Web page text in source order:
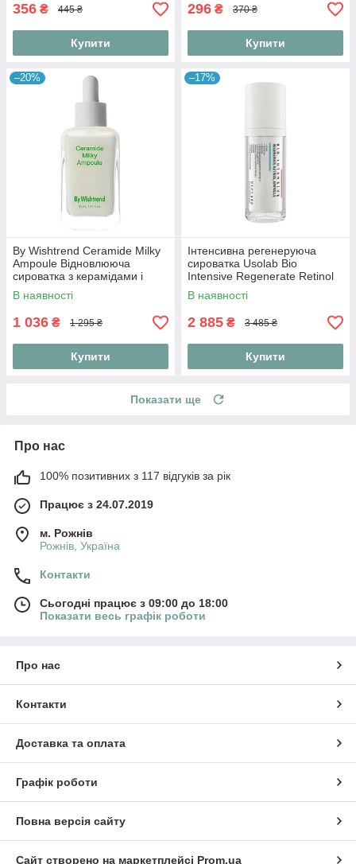
356 ₴ 445 ₴
Купити
296 ₴ 370 ₴
Купити
–20%
By Wishtrend Ceramide Milky
Ampoule Відновлююча
сироватка з керамідами і
центелою, 30 мл
В наявності
1 036 ₴ 1 295 ₴
Купити
–17%
Інтенсивна регенеруюча
сироватка Usolab Bio
Intensive Regenerate Retinol
Ampoule 30 мл
В наявності
2 885 ₴ 3 485 ₴
Купити
Показати ще
Про нас
100% позитивних з 117 відгуків за рік
Працює з 24.07.2019
м. Рожнів
Рожнів, Україна
Контакти
Сьогодні працює з 09:00 до 18:00
Показати весь графік роботи
Про нас
Контакти
Доставка та оплата
Графік роботи
Повна версія сайту
Сайт створено на маркетплейсі Prom.ua